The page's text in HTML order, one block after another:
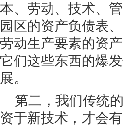
本、劳动、技术、
园区的资产负债表
劳动生产要素的资
它们这些东西的爆
展。
第二，我们传统
资于新技术，才会